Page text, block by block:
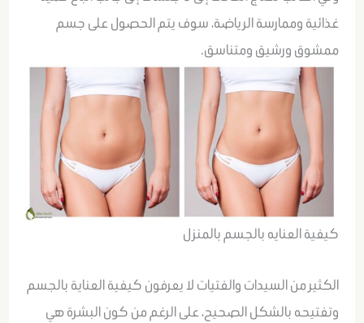
غذائية وممارسة الرياضة، سوف يتم الحصول على جسم
ممشوق ورشيق ومتناسق.
كيفية العنايه بالجسم بالمنزل
الكثير من السيدات والفتيات لا يعرفون كيفية العناية بالجسم
وتفتيحه بالشكل الصحيح، على الرغم من كون البشرة هي